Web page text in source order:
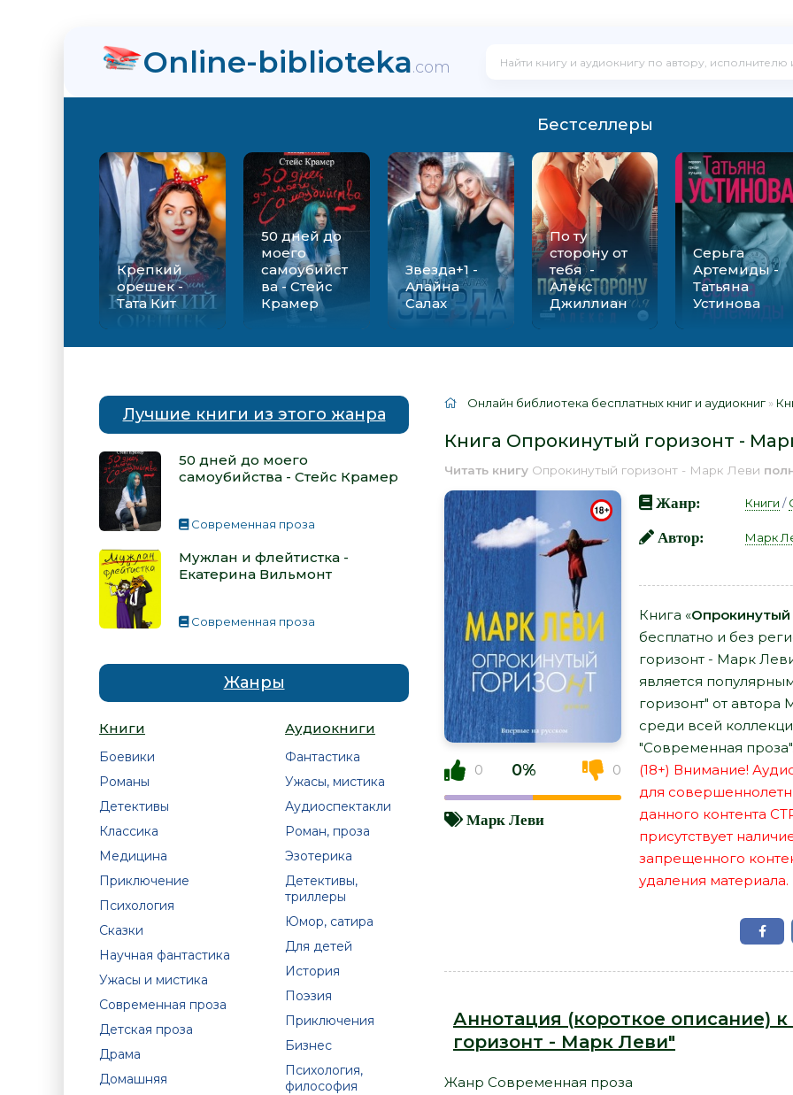
Online-biblioteka.com
Бестселлеры
Крепкий
орешек -
Тата Кит
50 дней до
моего
самоубийст
ва - Стейс
Крамер
Звезда+1 -
Алайна
Салах
По ту
сторону от
тебя -
Алекс
Джиллиан
Серьга
Артемиды -
Татьяна
Устинова
Лучшие книги из этого жанра
50 дней до моего
самоубийства - Стейс Крамер
Современная проза
Мужлан и флейтистка -
Екатерина Вильмонт
Современная проза
Жанры
Книги
Боевики
Романы
Детективы
Классика
Медицина
Приключение
Психология
Сказки
Научная фантастика
Ужасы и мистика
Современная проза
Детская проза
Драма
Домашняя
Аудиокниги
Фантастика
Ужасы, мистика
Аудиоспектакли
Роман, проза
Эзотерика
Детективы,
триллеры
Юмор, сатира
Для детей
История
Поэзия
Приключения
Бизнес
Психология,
философия
Онлайн библиотека бесплатных книг и аудиокниг »
Книга Опрокинутый горизонт -
Читать книгу Опрокинутый горизонт - Марк Леви
0 0% 0
Марк Леви
Жанр: Книги /
Автор: Марк
Книга «Опрокинутый
бесплатно и без
горизонт - Марк
является
горизонт" от
среди всей
"Современная проза".
(18+) Внимание!
для
данного контента
присутствует
запрещенного
удаления материала.
Аннотация (короткое описание)
горизонт - Марк Леви"
Жанр Современная проза
Вильмонт